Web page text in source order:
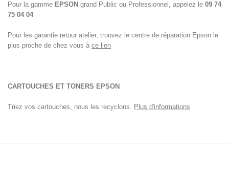
Pour la gamme EPSON grand Public ou Professionnel, appelez le 09 74
75 04 04
Pour les garantie retour atelier, trouvez le centre de réparation Epson le
plus proche de chez vous à ce lien
CARTOUCHES ET TONERS EPSON
Triez vos cartouches, nous les recyclons. Plus d'informations